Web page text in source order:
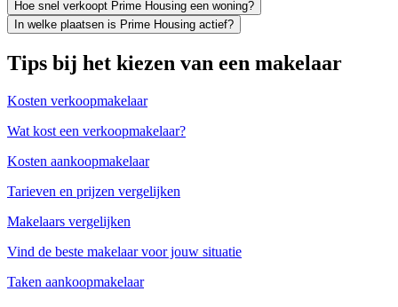
Hoe snel verkoopt Prime Housing een woning?
In welke plaatsen is Prime Housing actief?
Tips bij het kiezen van een makelaar
Kosten verkoopmakelaar
Wat kost een verkoopmakelaar?
Kosten aankoopmakelaar
Tarieven en prijzen vergelijken
Makelaars vergelijken
Vind de beste makelaar voor jouw situatie
Taken aankoopmakelaar